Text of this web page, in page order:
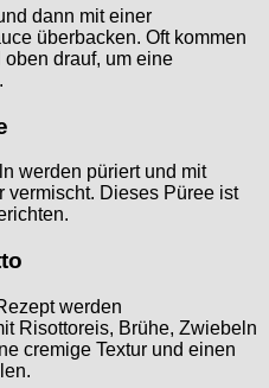
dann mit einer
überbacken. Oft kommen
drauf, um eine
werden püriert und mit
vermischt. Dieses Püree ist
werden
Risottoreis, Brühe, Zwiebeln
cremige Textur und einen